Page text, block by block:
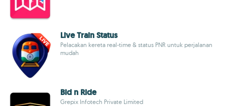
Live Train Status
Pelacakan kereta real-time & status PNR untuk perjalanan
mudah
Bid n Ride
Grepix Infotech Private Limited